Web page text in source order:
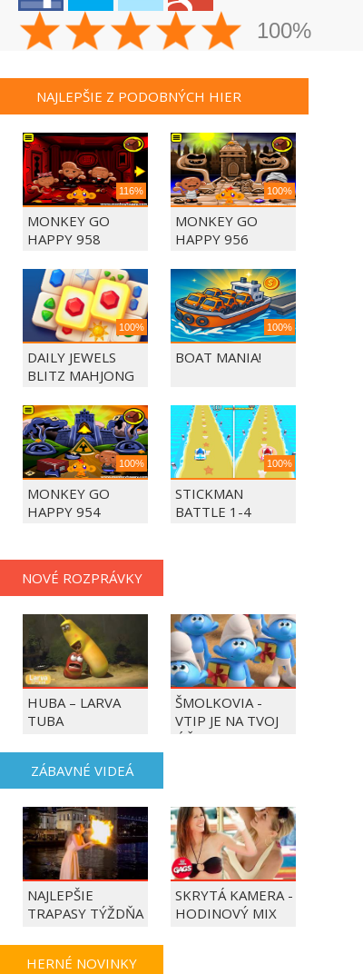
100%
NAJLEPŠIE Z PODOBNÝCH HIER
116%
MONKEY GO
HAPPY 958
100%
MONKEY GO
HAPPY 956
100%
DAILY JEWELS
BLITZ MAHJONG
100%
BOAT MANIA!
100%
MONKEY GO
HAPPY 954
100%
STICKMAN
BATTLE 1-4
NOVÉ ROZPRÁVKY
HUBA – LARVA
TUBA
ŠMOLKOVIA -
VTIP JE NA TVOJ
ÚČET
ZÁBAVNÉ VIDEÁ
NAJLEPŠIE
TRAPASY TÝŽDŇA
SKRYTÁ KAMERA -
HODINOVÝ MIX
HERNÉ NOVINKY